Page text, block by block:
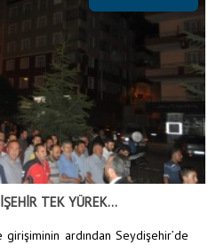
TEK YÜREK...
ardından Seydişehir’de